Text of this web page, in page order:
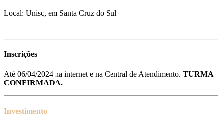
Local: Unisc, em Santa Cruz do Sul
Inscrições
Até 06/04/2024 na internet e na Central de Atendimento. TURMA
CONFIRMADA.
Investimento